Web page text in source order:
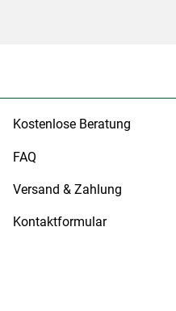
Kostenlose Beratung
FAQ
Versand & Zahlung
Kontaktformular